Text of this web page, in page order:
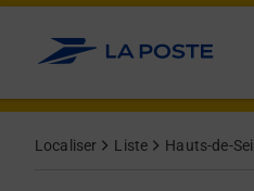
Allez au contenu
Localiser Liste Hauts-de-
Afficher ou masquer la réponse
Afficher ou masquer la réponse
Afficher ou masquer la réponse
Afficher ou masquer la réponse
Afficher ou masquer la réponse
Afficher ou masquer la réponse
Afficher ou masquer la réponse
Afficher ou masquer le contenu